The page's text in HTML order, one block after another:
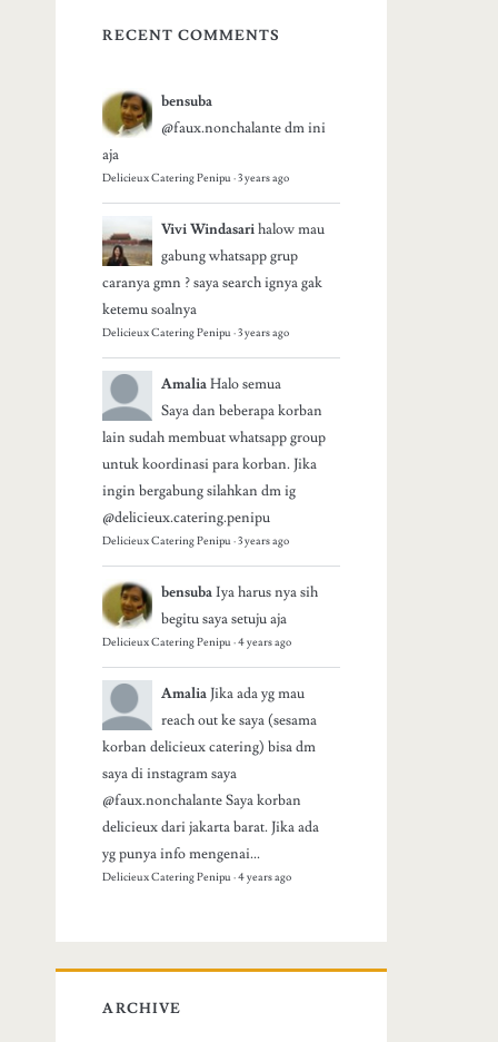
RECENT COMMENTS
bensuba
@faux.nonchalante dm ini
aja
Delicieux Catering Penipu·3 years ago
Vivi Windasari halow mau
gabung whatsapp grup
caranya gmn ? saya search ignya gak
ketemu soalnya
Delicieux Catering Penipu·3 years ago
Amalia Halo semua
Saya dan beberapa korban
lain sudah membuat whatsapp group
untuk koordinasi para korban. Jika
ingin bergabung silahkan dm ig
@delicieux.catering.penipu
Delicieux Catering Penipu·3 years ago
bensuba Iya harus nya sih
begitu saya setuju aja
Delicieux Catering Penipu·4 years ago
Amalia Jika ada yg mau
reach out ke saya (sesama
korban delicieux catering) bisa dm
saya di instagram saya
@faux.nonchalante Saya korban
delicieux dari jakarta barat. Jika ada
yg punya info mengenai...
Delicieux Catering Penipu·4 years ago
ARCHIVE